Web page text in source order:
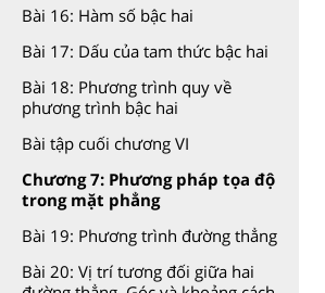
Bài 16: Hàm số bậc hai
Bài 17: Dấu của tam thức bậc hai
Bài 18: Phương trình quy về
phương trình bậc hai
Bài tập cuối chương VI
Chương 7: Phương pháp tọa độ
trong mặt phẳng
Bài 19: Phương trình đường thẳng
Bài 20: Vị trí tương đối giữa hai